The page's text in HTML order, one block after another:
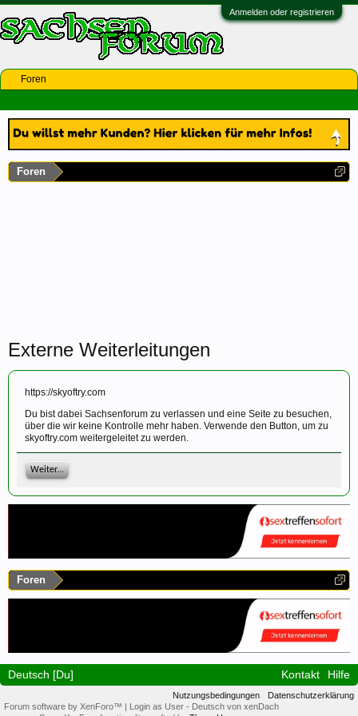
Anmelden oder registrieren
Foren
Externe Weiterleitungen
https://skyoftry.com
Du bist dabei Sachsenforum zu verlassen und eine Seite zu besuchen,
über die wir keine Kontrolle mehr haben. Verwende den Button, um zu
skyoftry.com weitergeleitet zu werden.
Weiter...
Foren
Foren
Deutsch [Du] Kontakt Hilfe
Nutzungsbedingungen
Datenschutzerklärung
Forum software by XenForo™ | Login as User - Deutsch von xenDach